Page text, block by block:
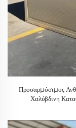
Προσαρμόσιμος
Χαλύβδινη